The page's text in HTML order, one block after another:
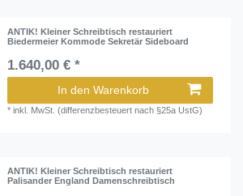
ANTIK! Kleiner Schreibtisch restauriert
Biedermeier Kommode Sekretär Sideboard
1.640,00 € *
In den Warenkorb
*inkl. MwSt. (differenzbesteuert nach §25a UstG)
ANTIK! Kleiner Schreibtisch restauriert
Palisander England Damenschreibtisch